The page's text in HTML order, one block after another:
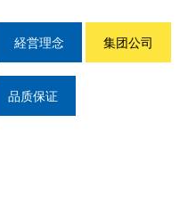
経営理念 集团公司
品质保证